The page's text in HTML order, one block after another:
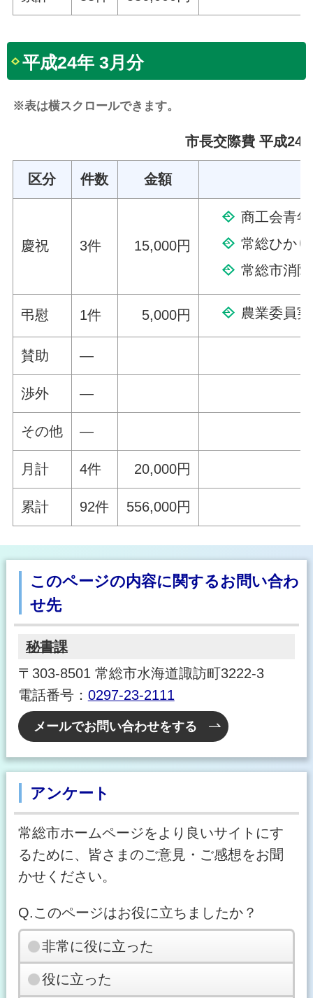
平成24年 3月分
※表は横スクロールできます。
市長交際費 平成24
区分 件数 金額
慶祝 3件 15,000円
商工会青
常総ひか
常総市消
弔慰 1件 5,000円 農業委員
賛助 —
渉外 —
その他 —
月計 4件 20,000円
累計 92件 556,000円
このページの内容に関するお問い合わ
せ先
秘書課
〒303-8501 常総市水海道諏訪町3222-3
電話番号： 0297-23-2111
メールでお問い合わせをする
アンケート
常総市ホームページをより良いサイトにす
るために、皆さまのご意見・ご感想をお聞
かせください。
Q.このページはお役に立ちましたか？
非常に役に立った
役に立った